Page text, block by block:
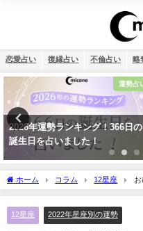
恋愛占い 復縁占い 不倫占い 略
12星
【2026年】12星座別の運勢まとめ
ホーム コラム 12星座
12星座 2022年星座別の運勢